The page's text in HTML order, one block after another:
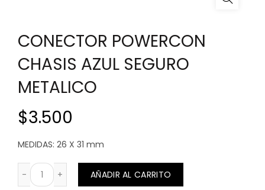
CONECTOR POWERCON
CHASIS AZUL SEGURO
METALICO
$3.500
MEDIDAS: 26 X 31 mm
CONECTOR POWERCON CHASIS AZUL SEGURO
AÑADIR AL CARRITO